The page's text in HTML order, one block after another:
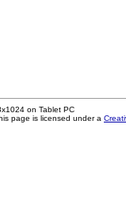
on Tablet PC
page is licensed under a